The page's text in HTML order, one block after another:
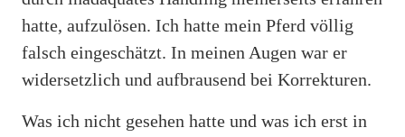
hatte, aufzulösen. Ich hatte mein Pferd völlig
falsch eingeschätzt. In meinen Augen war er
widersetzlich und aufbrausend bei Korrekturen.
Was ich nicht gesehen hatte und was ich erst in